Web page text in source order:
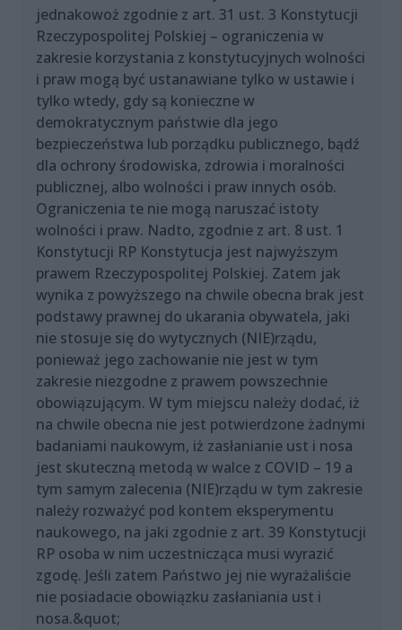
jednakowoż zgodnie z art. 31 ust. 3 Konstytucji
Rzeczypospolitej Polskiej – ograniczenia w
zakresie korzystania z konstytucyjnych wolności
i praw mogą być ustanawiane tylko w ustawie i
tylko wtedy, gdy są konieczne w
demokratycznym państwie dla jego
bezpieczeństwa lub porządku publicznego, bądź
dla ochrony środowiska, zdrowia i moralności
publicznej, albo wolności i praw innych osób.
Ograniczenia te nie mogą naruszać istoty
wolności i praw. Nadto, zgodnie z art. 8 ust. 1
Konstytucji RP Konstytucja jest najwyższym
prawem Rzeczypospolitej Polskiej. Zatem jak
wynika z powyższego na chwile obecna brak jest
podstawy prawnej do ukarania obywatela, jaki
nie stosuje się do wytycznych (NIE)rządu,
ponieważ jego zachowanie nie jest w tym
zakresie niezgodne z prawem powszechnie
obowiązującym. W tym miejscu należy dodać, iż
na chwile obecna nie jest potwierdzone żadnymi
badaniami naukowym, iż zasłanianie ust i nosa
jest skuteczną metodą w walce z COVID – 19 a
tym samym zalecenia (NIE)rządu w tym zakresie
należy rozważyć pod kontem eksperymentu
naukowego, na jaki zgodnie z art. 39 Konstytucji
RP osoba w nim uczestnicząca musi wyrazić
zgodę. Jeśli zatem Państwo jej nie wyrażaliście
nie posiadacie obowiązku zasłaniania ust i
nosa.&quot;